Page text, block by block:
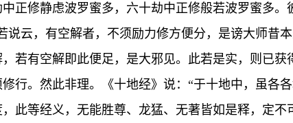
正修静虑波罗蜜多，六十劫中正修般若波罗蜜多
说云，有空解者，不须励力修方便分，是谤大师昔
若有空解即此便足，是大邪见。此若是实，则已
行。然此非理。《十地经》说：“于十地中，虽各
此等经义，无能胜尊、龙猛、无著皆如是释，定不